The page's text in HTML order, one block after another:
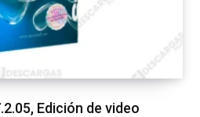
Edición de video